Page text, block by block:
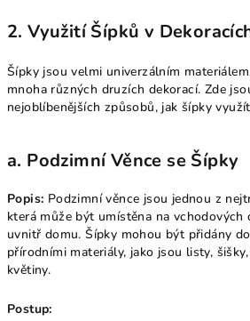
2. Využití Šípků v
Šípky jsou velmi univerzálním
mnoha různých druzích dekorací. Zde
nejoblíbenějších způsobů, jak šípky
a. Podzimní Věnce se Šípky
Popis: Podzimní věnce jsou jednou z
která může být umístěna na vchodových
uvnitř domu. Šípky mohou být přidány
přírodními materiály, jako jsou listy,
květiny.
Postup: